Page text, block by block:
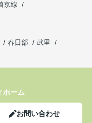
京線
春日部
武里
ホーム
お問い合わせ